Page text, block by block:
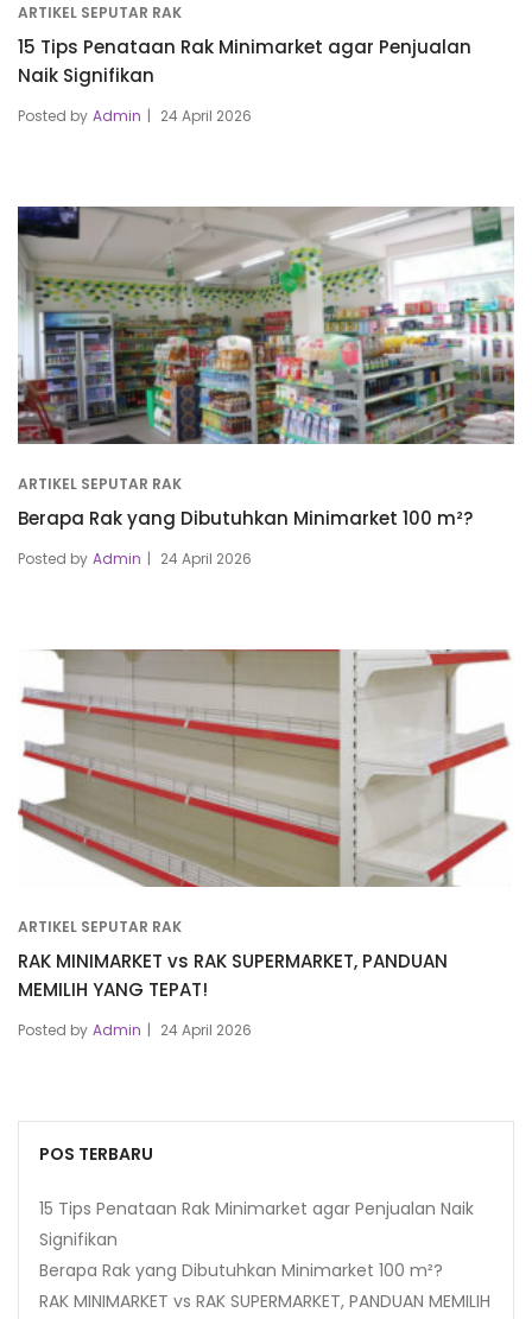
ARTIKEL SEPUTAR RAK
15 Tips Penataan Rak Minimarket agar Penjualan
Naik Signifikan
Posted by Admin 24 April 2026
ARTIKEL SEPUTAR RAK
Berapa Rak yang Dibutuhkan Minimarket 100 m²?
Posted by Admin 24 April 2026
ARTIKEL SEPUTAR RAK
RAK MINIMARKET vs RAK SUPERMARKET, PANDUAN
MEMILIH YANG TEPAT!
Posted by Admin 24 April 2026
POS TERBARU
15 Tips Penataan Rak Minimarket agar Penjualan Naik
Signifikan
Berapa Rak yang Dibutuhkan Minimarket 100 m²?
RAK MINIMARKET vs RAK SUPERMARKET, PANDUAN MEMILIH